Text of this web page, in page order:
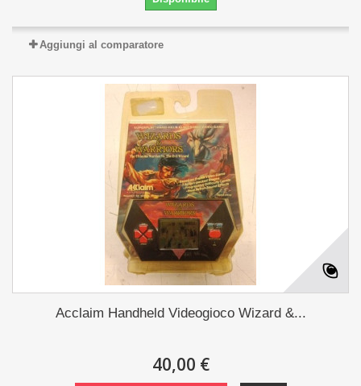
Aggiungi al comparatore
Acclaim Handheld Videogioco Wizard &...
40,00 €